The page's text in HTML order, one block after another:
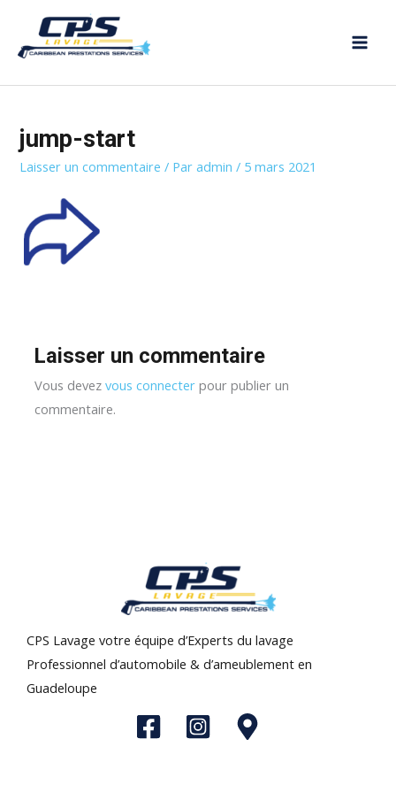
contenu
jump-start
Laisser un commentaire / Paradmin/ 5 mars 2021
Laisser un commentaire
Vous devezvous connecter pour publier un
commentaire.
CPS Lavage votre équipe d’Experts du lavage
Professionnel d’automobile & d’ameublement en
Guadeloupe